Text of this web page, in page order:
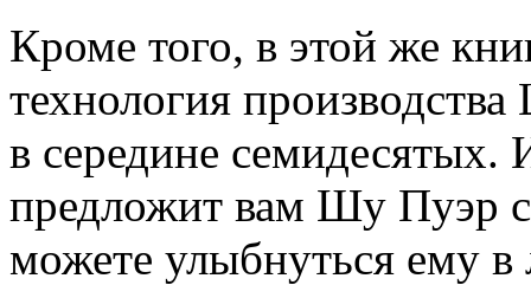
Кроме того, в этой же
технология
в середине семидесятых.
предложит вам Шу Пуэр
можете улыбнуться ему